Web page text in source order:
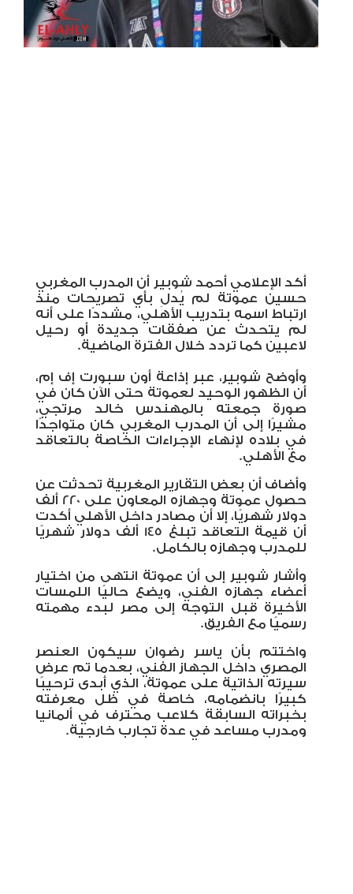
أكد الإعلامي أحمد شوبير أن المدرب المغربي
حسين عموتة لم يُدلِ بأي تصريحات منذ
ارتباط اسمه بتدريب الأهلي، مشددًا على أنه
لم يتحدث عن صفقات جديدة أو رحيل
لاعبين كما تردد خلال الفترة الماضية.
وأوضح شوبير، عبر إذاعة أون سبورت إف إم،
أن الظهور الوحيد لعموتة حتى الآن كان في
صورة جمعته بالمهندس خالد مرتجي،
مشيرًا إلى أن المدرب المغربي كان متواجدًا
في بلاده لإنهاء الإجراءات الخاصة بالتعاقد
مع الأهلي.
وأضاف أن بعض التقارير المغربية تحدثت عن
حصول عموتة وجهازه المعاون على 220 ألف
دولار شهريًا، إلا أن مصادر داخل الأهلي أكدت
أن قيمة التعاقد تبلغ 145 ألف دولار شهريًا
للمدرب وجهازه بالكامل.
وأشار شوبير إلى أن عموتة انتهى من اختيار
أعضاء جهازه الفني، ويضع حاليًا اللمسات
الأخيرة قبل التوجه إلى مصر لبدء مهمته
رسميًا مع الفريق.
واختتم بأن ياسر رضوان سيكون العنصر
المصري داخل الجهاز الفني، بعدما تم عرض
سيرته الذاتية على عموتة، الذي أبدى ترحيبًا
كبيرًا بانضمامه، خاصة في ظل معرفته
بخبراته السابقة كلاعب محترف في ألمانيا
ومدرب مساعد في عدة تجارب خارجية.